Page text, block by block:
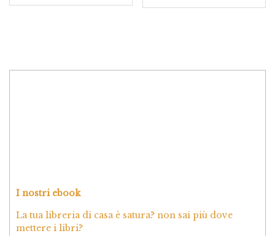
I nostri ebook
La tua libreria di casa è satura? non sai più dove
mettere i libri?